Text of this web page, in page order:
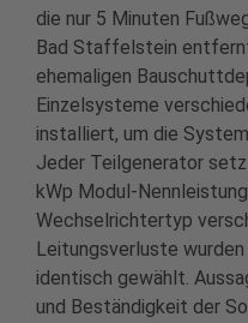
die nur 5 Minuten
Bad Staffelstein
ehemaligen
Einzelsysteme
installiert, um die
Jeder Teilgenerator
kWp Modul-
Wechselrichtertyp
Leitungsverluste
identisch gewählt.
und Beständigkeit der